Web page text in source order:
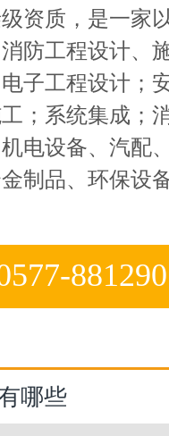
资质，是一家
防工程设计、
子工程设计；
；系统集成；
电设备、汽配
制品、环保设
哪些